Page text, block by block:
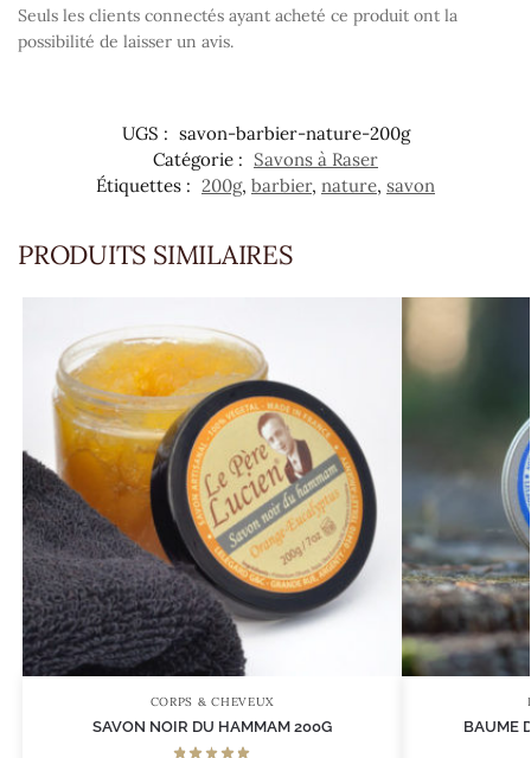
Seuls les clients connectés ayant acheté ce produit ont la
possibilité de laisser un avis.
UGS : savon-barbier-nature-200g
Catégorie : Savons à Raser
Étiquettes : 200g, barbier, nature, savon
PRODUITS SIMILAIRES
CORPS & CHEVEUX
SAVON NOIR DU HAMMAM 200G BAUME